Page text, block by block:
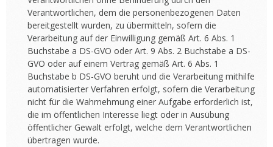
Verantwortlichen, dem die personenbezogenen Daten
bereitgestellt wurden, zu übermitteln, sofern die
Verarbeitung auf der Einwilligung gemäß Art. 6 Abs. 1
Buchstabe a DS-GVO oder Art. 9 Abs. 2 Buchstabe a DS-
GVO oder auf einem Vertrag gemäß Art. 6 Abs. 1
Buchstabe b DS-GVO beruht und die Verarbeitung mithilfe
automatisierter Verfahren erfolgt, sofern die Verarbeitung
nicht für die Wahrnehmung einer Aufgabe erforderlich ist,
die im öffentlichen Interesse liegt oder in Ausübung
öffentlicher Gewalt erfolgt, welche dem Verantwortlichen
übertragen wurde.